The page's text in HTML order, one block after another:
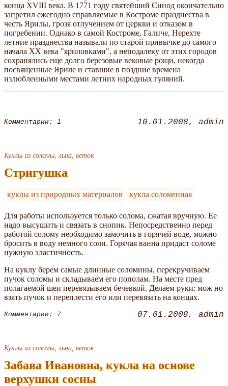
конца XVIII века. В 1771 году святейший Синод окончательно
запретил ежегодно справляемые в Костроме празднества в
честь Ярилы, грозя отлучением от церкви и отказом в
погребении. Однако в самой Костроме, Галиче, Нерехте
летние празднества называли по старой привычке до самого
начала XX века "яриловками", а неподалеку от этих городов
сохранялись еще долго березовые вековые рощи, некогда
посвященные Яриле и ставшие в поздние времена
излюбленными местами летних народных гуляний.
Комментарии: 1 10.01.2008 admin
Куклы из соломы, льна, веток
Стригушка
куклы из природных материалов кукла соломенная
Для работы используется только солома, сжатая вручную. Ее
надо высушить и связать в снопик. Непосредственно перед
работой солому необходимо замочить в горячей воде, можно
бросить в воду немного соли. Горячая ванна придаст соломе
нужную эластичность.
На куклу берем самые длинные соломины, перекручиваем
пучок соломы и складываем его пополам. На месте пред
полагаемой шеи перевязываем бечевкой. Делаем руки: мож но
взять пучок и переплести его или перевязать на концах.
Комментарии: 7 07.01.2008 admin
Куклы из соломы, льна, веток
Забава Ивановна, кукла на основе
верхушки сосны